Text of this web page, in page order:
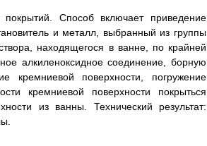
покрытий. Способ включает приведение
и металл, выбранный из группы
находящегося в ванне, по крайней
алкиленоксидное соединение, борную
кремниевой поверхности, погружение
кремниевой поверхности покрыться
из ванны. Технический результат: